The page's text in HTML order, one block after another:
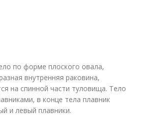
по форме плоского овала,
внутренняя раковина,
на спинной части туловища. Тело
в конце тела плавник
и левый плавники.